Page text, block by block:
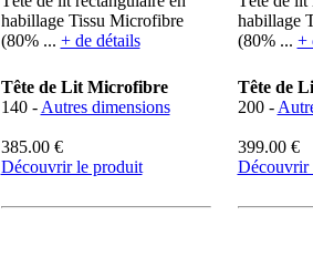
habillage Tissu Microfibre
(80% ... + de détails
Tête de Lit Microfibre
140 - Autres dimensions
385.00 €
Découvrir le produit
habillage
(80% ... +
Tête de
200 -
399.00 €
Découvrir